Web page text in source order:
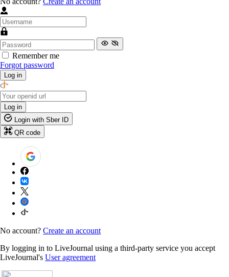
Remember me
Forgot password
Log in
Log in
Login with Sber ID
QR code
No account? Create an account
By logging in to LiveJournal using a third-party service you accept
LiveJournal's User agreement